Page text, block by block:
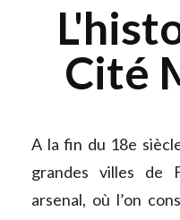
Cité
A la fin du 18e
grandes villes de
arsenal, où l’on